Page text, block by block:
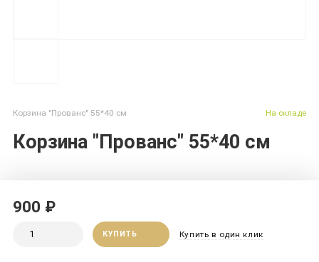
Корзина "Прованс" 55*40 см
Корзина "Прованс" 55*40 см
На складе
900 ₽
КУПИТЬ Купить в один клик